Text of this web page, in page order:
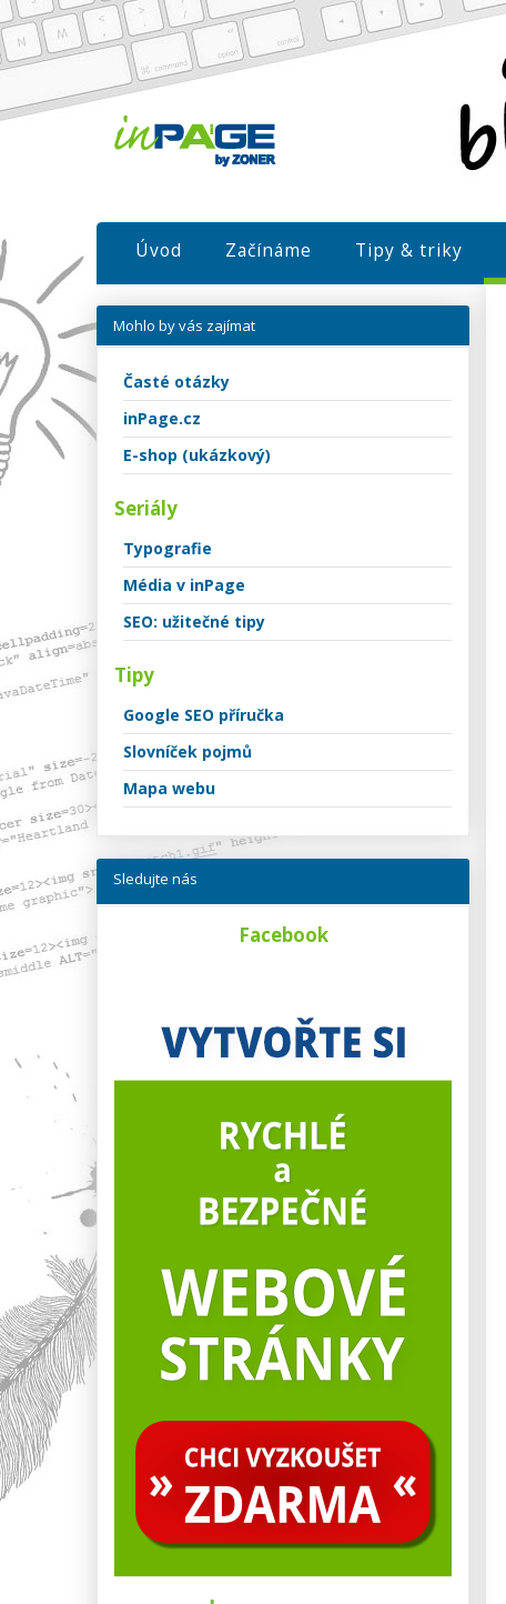
Úvod Začínáme Tipy & triky
Mohlo by vás zajímat
Časté otázky
inPage.cz
E-shop (ukázkový)
Seriály
Typografie
Média v inPage
SEO: užitečné tipy
Tipy
Google SEO příručka
Slovníček pojmů
Mapa webu
Sledujte nás
Facebook